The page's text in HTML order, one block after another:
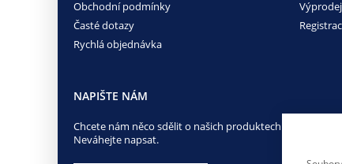
Obchodní podmínky
Časté dotazy
Rychlá objednávka
Výprodej
NAPIŠTE NÁM
Chcete nám něco sdělit o našich produktech nebo e-
Neváhejte napsat.